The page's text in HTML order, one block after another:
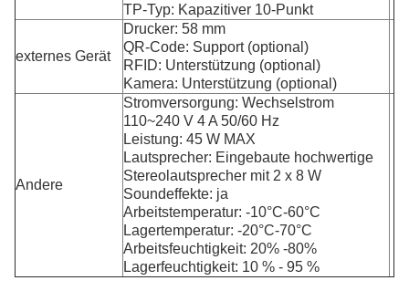
TP-Typ: Kapazitiver 10-Punkt
externes Gerät
Drucker: 58 mm
QR-Code: Support (optional)
RFID: Unterstützung (optional)
Kamera: Unterstützung (optional)
Andere
Stromversorgung: Wechselstrom
110~240 V 4 A 50/60 Hz
Leistung: 45 W MAX
Lautsprecher: Eingebaute hochwertige
Stereolautsprecher mit 2 x 8 W
Soundeffekte: ja
Arbeitstemperatur: -10°C-60°C
Lagertemperatur: -20°C-70°C
Arbeitsfeuchtigkeit: 20% -80%
Lagerfeuchtigkeit: 10 % - 95 %